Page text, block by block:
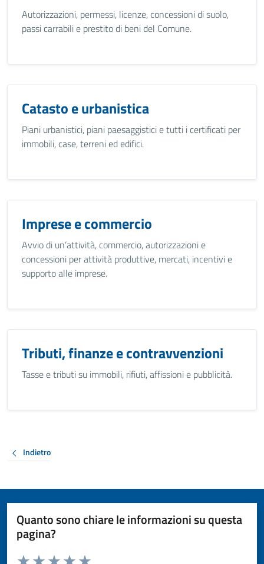
Autorizzazioni, permessi, licenze, concessioni di suolo,
passi carrabili e prestito di beni del Comune.
Catasto e urbanistica
Piani urbanistici, piani paesaggistici e tutti i certificati per
immobili, case, terreni ed edifici.
Imprese e commercio
Avvio di un’attività, commercio, autorizzazioni e
concessioni per attività produttive, mercati, incentivi e
supporto alle imprese.
Tributi, finanze e contravvenzioni
Tasse e tributi su immobili, rifiuti, affissioni e pubblicità.
Indietro
Quanto sono chiare le informazioni su questa
pagina?
Valuta da 1 a 5 stelle la pagina